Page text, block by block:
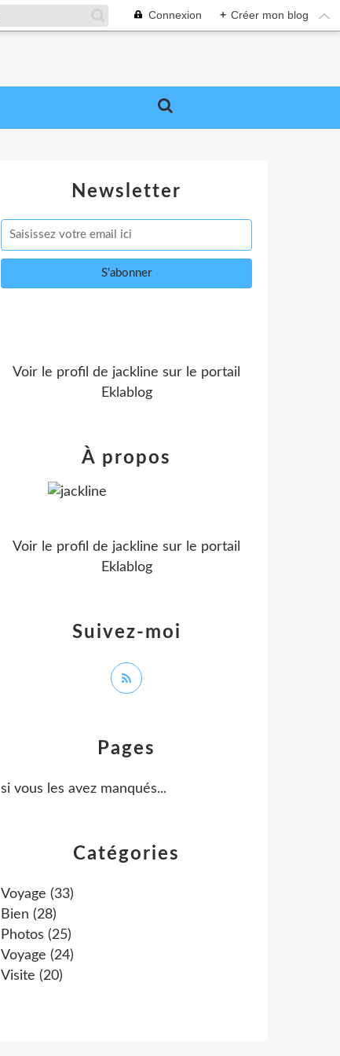
Connexion + Créer mon blog
Newsletter
Catégories
Voyage (33)
Bien (28)
Photos (25)
Voyage (24)
Visite (20)
Pages
si vous les avez manqués...
Voir le profil de jackline sur le portail
Eklablog
Suivez-moi
À propos
Voir le profil de jackline sur le portail
Eklablog